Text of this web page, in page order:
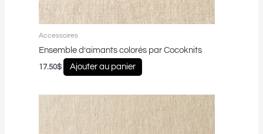
Accessoires
Ensemble d’aimants colorés par Cocoknits
17.50$ Ajouter au panier